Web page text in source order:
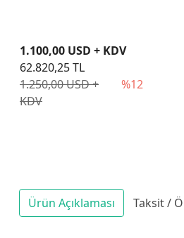
1.250,00 USD +
KDV
%12
1.100,00 USD + KDV
62.820,25 TL
Ürün Açıklaması Taksit /